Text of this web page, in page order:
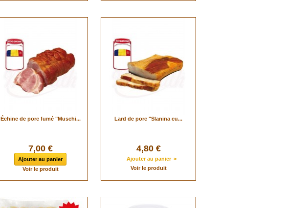
Échine de porc fumé "Muschi...
7,00 €
Ajouter au panier
Voir le produit
Lard de porc "Slanina cu...
4,80 €
Ajouter au panier >
Voir le produit